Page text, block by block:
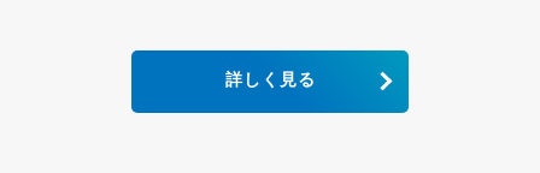
詳しく見る